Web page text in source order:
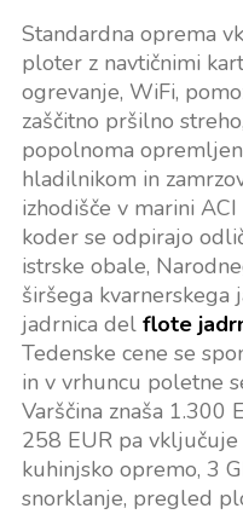
Standardna oprema
ploter z navtičnimi
ogrevanje, WiFi,
zaščitno pršilno
popolnoma
hladilnikom in
izhodišče v marini
koder se odpirajo
istrske obale,
širšega kvarnerskega
jadrnica del flote
Tedenske cene se
in v vrhuncu poletne
Varščina znaša 1.300
258 EUR pa vključuje
kuhinjsko opremo, 3
snorklanje, pregled